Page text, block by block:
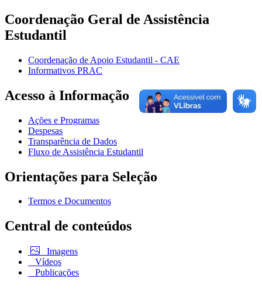
Coordenação Geral de Assistência
Estudantil
Coordenação de Apoio Estudantil - CAE
Informativos PRAC
Acesso à Informação
Ações e Programas
Despesas
Transparência de Dados
Fluxo de Assistência Estudantil
Orientações para Seleção
Termos e Documentos
Central de conteúdos
Imagens
Vídeos
Publicações